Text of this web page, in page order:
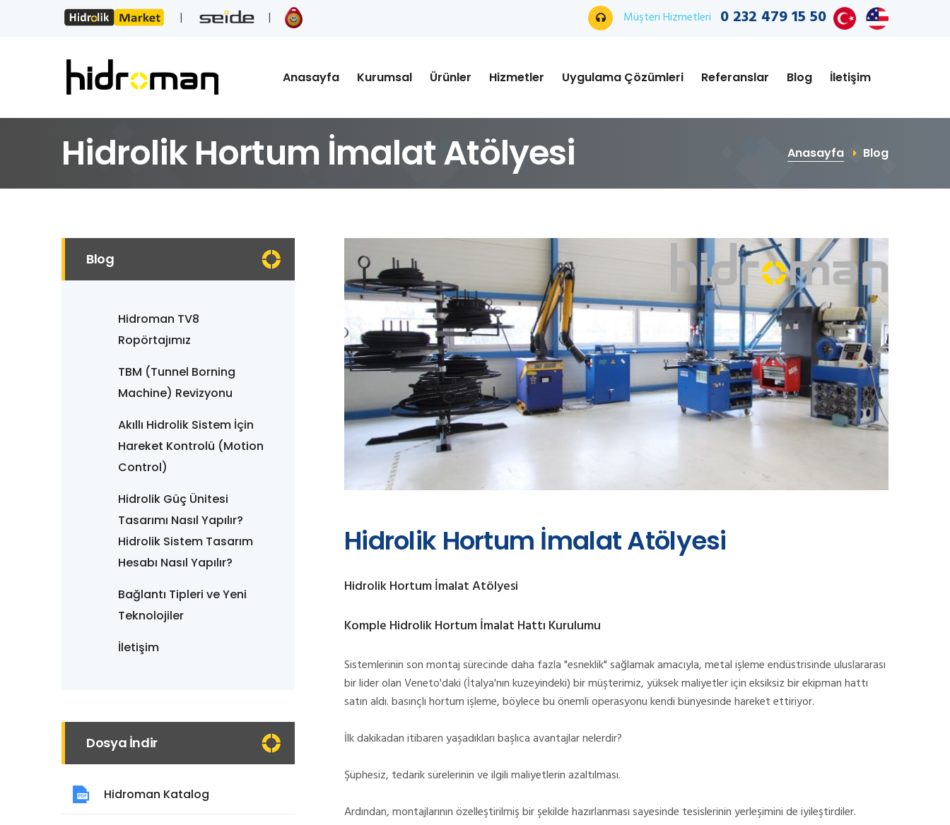
Müşteri Hizmetleri 0 232 479 15 50
Anasayfa Kurumsal Ürünler Hizmetler Uygulama Çözümleri Referanslar Blog İletişim
Hidrolik Hortum İmalat Atölyesi Anasayfa Blog
Hidrolik Hortum İmalat Atölyesi
Hidrolik Hortum İmalat Atölyesi
Komple Hidrolik Hortum İmalat Hattı Kurulumu
Sistemlerinin son montaj sürecinde daha fazla "esneklik" sağlamak amacıyla, metal işleme endüstrisinde uluslararası
bir lider olan Veneto'daki (İtalya'nın kuzeyindeki) bir müşterimiz, yüksek maliyetler için eksiksiz bir ekipman hattı
satın aldı. basınçlı hortum işleme, böylece bu önemli operasyonu kendi bünyesinde hareket ettiriyor.
İlk dakikadan itibaren yaşadıkları başlıca avantajlar nelerdir?
Şüphesiz, tedarik sürelerinin ve ilgili maliyetlerin azaltılması.
Ardından, montajlarının özelleştirilmiş bir şekilde hazırlanması sayesinde tesislerinin yerleşimini de iyileştirdiler.
Blog
Hidroman TV8
Ropörtajımız
TBM (Tunnel Borning
Machine) Revizyonu
Akıllı Hidrolik Sistem İçin
Hareket Kontrolü (Motion
Control)
Hidrolik Güç Ünitesi
Tasarımı Nasıl Yapılır?
Hidrolik Sistem Tasarım
Hesabı Nasıl Yapılır?
Bağlantı Tipleri ve Yeni
Teknolojiler
İletişim
Dosya İndir
Hidroman Katalog